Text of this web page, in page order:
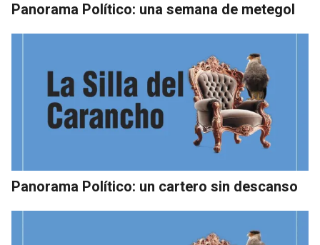
Panorama Político: una semana de metegol
Panorama Político: un cartero sin descanso